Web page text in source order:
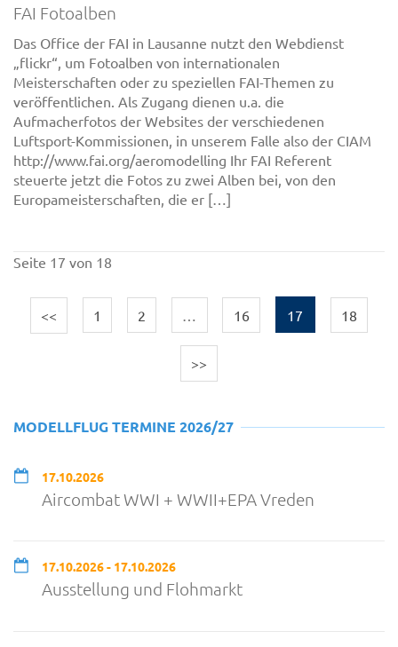
FAI Fotoalben
Das Office der FAI in Lausanne nutzt den Webdienst
„flickr“, um Fotoalben von internationalen
Meisterschaften oder zu speziellen FAI-Themen zu
veröffentlichen. Als Zugang dienen u.a. die
Aufmacherfotos der Websites der verschiedenen
Luftsport-Kommissionen, in unserem Falle also der CIAM
http://www.fai.org/aeromodelling Ihr FAI Referent
steuerte jetzt die Fotos zu zwei Alben bei, von den
Europameisterschaften, die er […]
Seite 17 von 18
<< 1 2 16 17 18
>>
MODELLFLUG TERMINE 2026/27
17.10.2026
Aircombat WWI + WWII+EPA Vreden
17.10.2026 - 17.10.2026
Ausstellung und Flohmarkt